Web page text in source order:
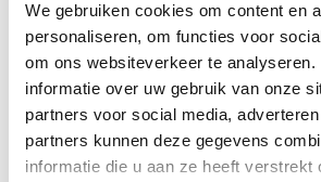
We gebruiken cookies om content en
personaliseren, om functies voor
om ons websiteverkeer te analyseren.
informatie over uw gebruik van onze
partners voor social media,
partners kunnen deze gegevens
informatie die u aan ze heeft verstrekt
Overweeg je een
Heb je het VAA berekend en
stappen naar een bedrijfsleaseauto?
misschien eerst je huidige
Dat kan je doen via platforms zoals
gemakkelijk en snel via OSW. Omdat